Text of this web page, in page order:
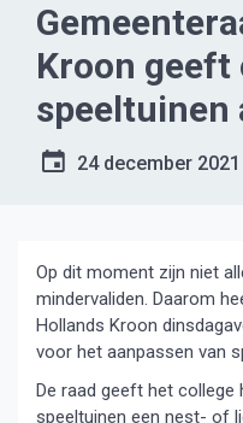
Kroon
speeltuinen
voor24 december 2021
Op dit moment zijn niet
mindervaliden. Daarom
Hollands Kroon
voor het aanpassen van
De raad geeft het college
speeltuinen een nest- of